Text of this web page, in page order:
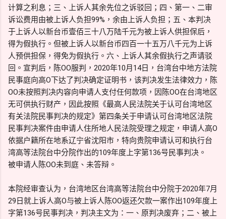
计算之利息；三、上诉人其余先位之诉驳回；四、第一、二审
诉讼费用由被上诉人负担99%，余由上诉人负担；五、本判决
于上诉人以新台币壹佰三十八万陆千元为被上诉人供担保后，
得为假执行。但被上诉人以新台币四百一十五万八千元为上诉
人预供担保，得免为假执行。六、上诉人其余假执行之声请驳
回。宣判后，陈OO服判，2020年10月14日，台湾台中地方法院
民事庭向高O下达了判决确定证明书，该判决发生法律效力，陈
OO未按照判决内容向申请人支付任何款项，因陈OO在台湾地区
无可供执行财产，因此按照《最高人民法院关于认可台湾地区
有关法院民事判决的规定》第四条关于申请认可台湾地区法院
民事判决案件由申请人住所地人民法院受理之规定，申请人高O
依据户籍所在地系辽宁省沈阳市，特向贵院申请认可和执行台
湾高等法院台中分院作出的109年度上字第136号民事判决。
被申请人陈OO未到庭、未答辩。
本院经审查认为，台湾地区台湾高等法院台中分院于2020年7月
29日就上诉人高O与被上诉人陈OO返还欠款一案作出109年度上
字第136号民事判决，判决主文为：一、原判决废弃；二、被上